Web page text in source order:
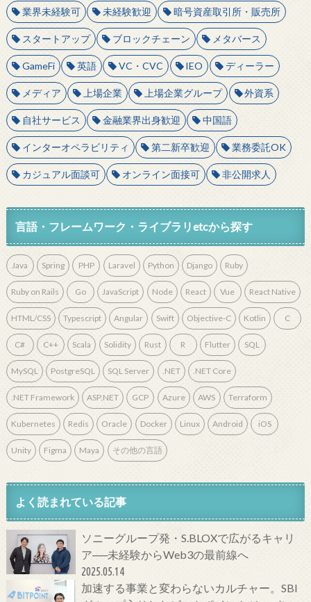
業界未経験可 未経験歓迎 暗号資産取引所・販売所
スタートアップ ブロックチェーン メタバース
GameFi 英語 VC・CVC IEO ディーラー
メディア 上場企業 上場企業グループ 外資系
自社サービス 金融業界出身歓迎 中国語
インターオペラビリティ 第二新卒歓迎 業務委託OK
カジュアル面談可 オンライン面接可 非公開求人
言語・フレームワーク・ライブラリetcから探す
Java Spring PHP Laravel Python Django Ruby
Ruby on Rails Go JavaScript Node React Vue React Native
HTML/CSS Typescript Angular Swift Objective-C Kotlin C
C# C++ Scala Solidity Rust R Flutter SQL
MySQL PostgreSQL SQL Server .NET .NET Core
.NET Framework ASP.NET GCP Azure AWS Terraform
Kubernetes Redis Oracle Docker Linux Android iOS
Unity Figma Maya その他の言語
よく読まれている記事
ソニーグループ発・S.BLOXで広がるキャリ
ア──未経験からWeb3の最前線へ
2025.05.14
加速する事業と変わらないカルチャー。SBI